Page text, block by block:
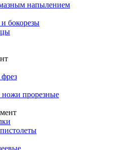
напылением
бокорезы
ножи прорезные